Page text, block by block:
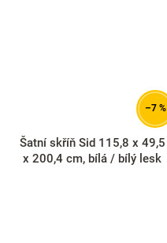
–7 %
Šatní skříň Sid 115,8 x 49,5
x 200,4 cm, bílá / bílý lesk